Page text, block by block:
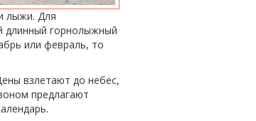
лыжи. Для
длинный горнолыжный
или февраль, то
взлетают до небес,
предлагают